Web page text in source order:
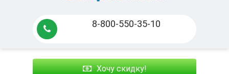
8-800-550-35-10
Хочу скидку!